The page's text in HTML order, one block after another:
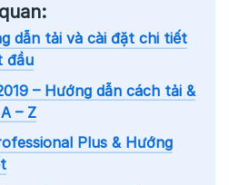
dẫn tải và cài đặt chi tiết
đầu
– Hướng dẫn cách tải &
– Z
Plus & Hướng